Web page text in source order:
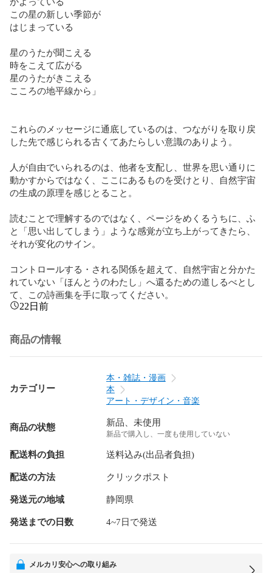
この星の新しい季節が
はじまっている
星のうたが聞こえる
時をこえて広がる
星のうたがきこえる
こころの地平線から」
これらのメッセージに通底しているのは、つながりを取り戻
した先で感じられる古くてあたらしい意識のありよう。
人が自由でいられるのは、他者を支配し、世界を思い通りに
動かすからではなく、ここにあるものを受けとり、自然宇宙
の生成の原理を感じとること。
読むことで理解するのではなく、ページをめくるうちに、ふ
と「思い出してしまう」ような感覚が立ち上がってきたら、
それが変化のサイン。
コントロールする・される関係を超えて、自然宇宙と分かた
れていない「ほんとうのわたし」へ還るための道しるべとし
て、この詩画集を手に取ってください。
22日前
商品の情報
カテゴリー
本・雑誌・漫画
本
アート・デザイン・音楽
商品の状態 新品、未使用
新品で購入し、一度も使用していない
配送料の負担 送料込み(出品者負担)
配送の方法 クリックポスト
発送元の地域 静岡県
発送までの日数 4~7日で発送
メルカリ安心への取り組み